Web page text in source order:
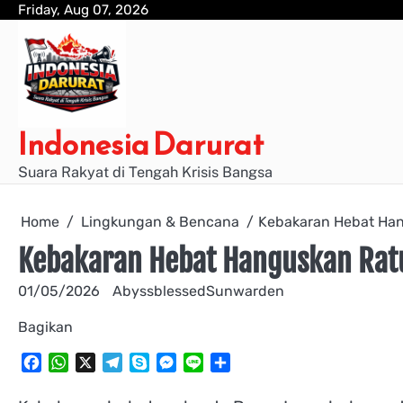
Skip
content
Friday, Aug 07, 2026
Indonesia Darurat
Suara Rakyat di Tengah Krisis Bangsa
Home Lingkungan & Bencana Kebakaran Hebat
Kebakaran Hebat Hanguskan
01/05/2026 AbyssblessedSunwarden
Bagikan
FacebookWhatsAppTelegramSkypeMessenger
Line